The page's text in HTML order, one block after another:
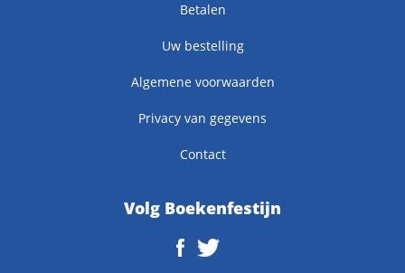
Betalen
Uw bestelling
Algemene voorwaarden
Privacy van gegevens
Contact
Volg Boekenfestijn